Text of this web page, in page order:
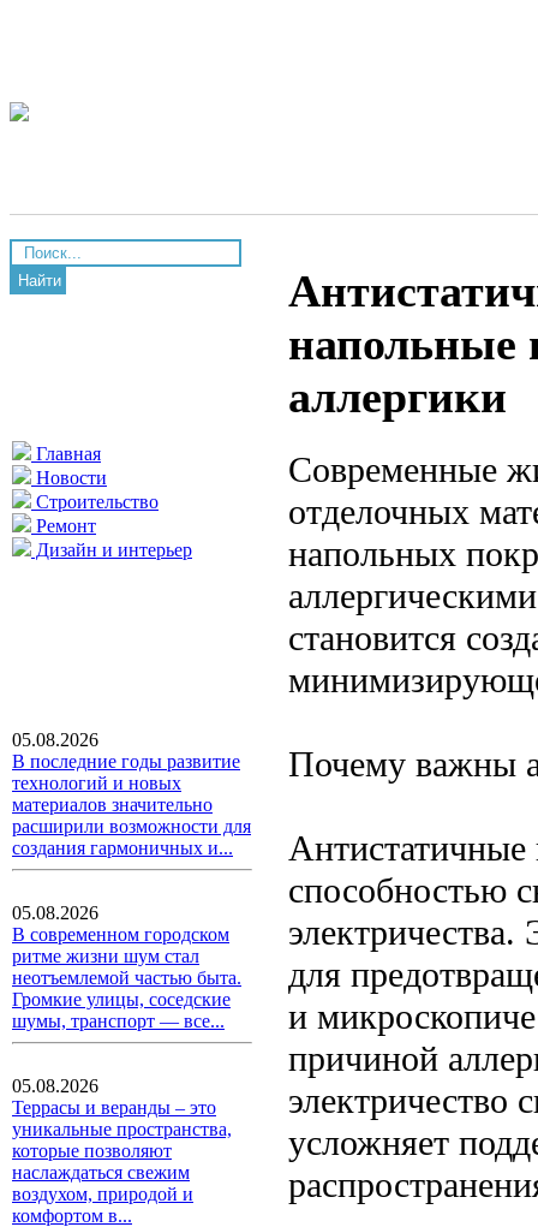
Найти
Главная
Новости
Строительство
Ремонт
Дизайн и интерьер
05.08.2026
В последние годы развитие
технологий и новых
материалов значительно
расширили возможности для
создания гармоничных и...
05.08.2026
В современном городском
ритме жизни шум стал
неотъемлемой частью быта.
Громкие улицы, соседские
шумы, транспорт — все...
05.08.2026
Террасы и веранды – это
уникальные пространства,
которые позволяют
наслаждаться свежим
воздухом, природой и
комфортом в...
напольные
аллергики
Современные
отделочных
напольных
становится
Почему важны
способностью
для
и
причиной
электричество
усложняет